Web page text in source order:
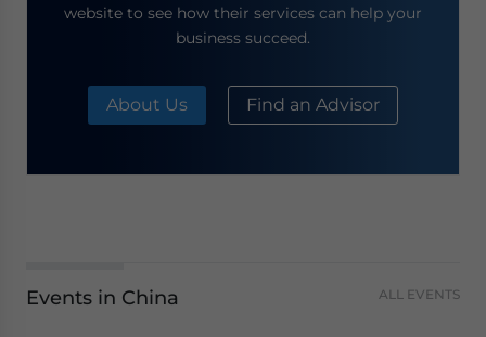
website to see how their services can help your
business succeed.
About Us Find an Advisor
Events in China ALL EVENTS